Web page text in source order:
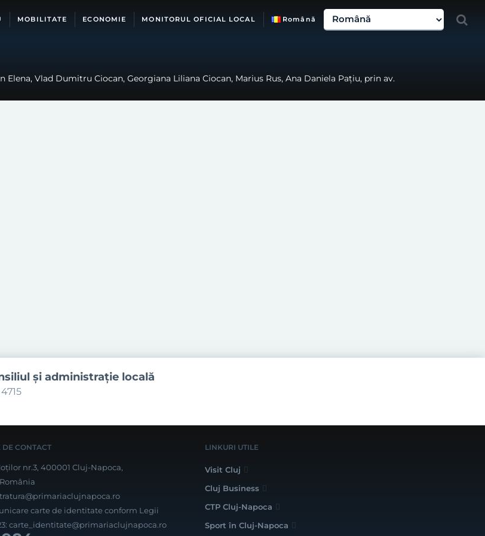
MOBILITATE ECONOMIE MONITORUL OFICIAL LOCAL Română
Vlad Dumitru Ciocan, Georgiana Liliana Ciocan, Marius Rus, Ana Daniela Pațiu, prin av.
şi administraţie locală
DE CONTACT
nr.3, 400001 Cluj-Napoca,
carte de identitate conform Legii
carte_identitate@primariaclujnapoca.ro
LINKURI UTILE
Visit Cluj
Cluj Business
CTP Cluj-Napoca
Sport în Cluj-Napoca